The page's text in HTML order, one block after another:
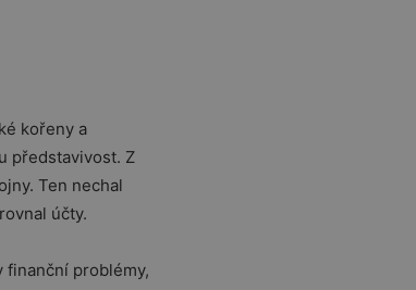
kořeny a
představivost. Z
Ten nechal
účty.
finanční problémy,